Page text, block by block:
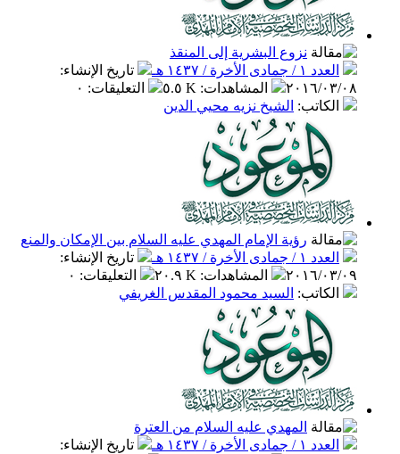
نزوع البشرية إلى المنقذ
العدد ١ / جمادى الأخرة / ١٤٣٧ هـ
تاريخ الإنشاء:
٢٠١٦/٠٣/٠٨
المشاهدات: ٥.٥ K التعليقات: ٠
الكاتب: الشيخ نزيه محيي الدين
رؤية الإمام المهدي عليه السلام بين الإمكان والمنع
العدد ١ / جمادى الأخرة / ١٤٣٧ هـ
تاريخ الإنشاء:
٢٠١٦/٠٣/٠٩
المشاهدات: ٢٠.٩ K التعليقات: ٠
الكاتب: السيد محمود المقدس الغريفي
المهدي عليه السلام من العترة
العدد ١ / جمادى الأخرة / ١٤٣٧ هـ
تاريخ الإنشاء: